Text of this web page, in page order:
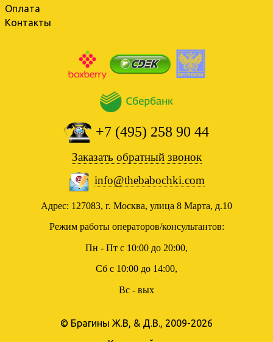
Оплата
Контакты
+7 (495) 258 90 44
Заказать обратный звонок
info@thebabochki.com
Адрес: 127083, г. Москва, улица 8 Марта, д.10
Режим работы операторов/консультантов:
Пн - Пт с 10:00 до 20:00,
Сб с 10:00 до 14:00,
Вс - вых
© Брагины Ж.В, & Д.В., 2009-2026